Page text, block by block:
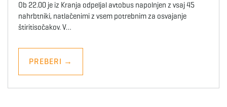
Ob 22.00 je iz Kranja odpeljal avtobus napolnjen z vsaj 45
nahrbtniki, natlačenimi z vsem potrebnim za osvajanje
štiritisočakov. V…
PREBERI →